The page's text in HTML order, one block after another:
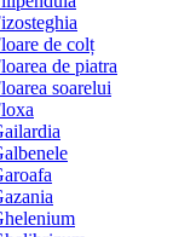
de colț
de piatra
soarelui